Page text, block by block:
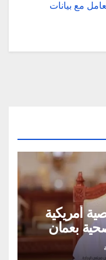
مع بيانات
أمريكية
بعمان